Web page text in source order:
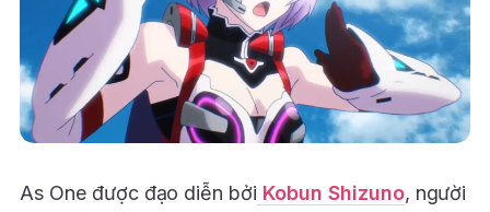
As One được đạo diễn bởi Kobun Shizuno, người